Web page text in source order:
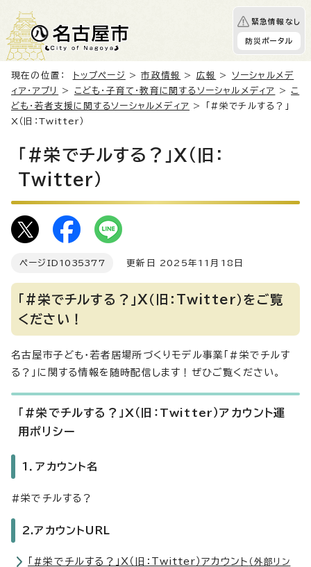
緊急情報なし
防災ポータル
現在の位置： トップページ >市政情報 > 広報 > ソーシャルメデ
ィア・アプリ
> こども・子育て・教育に関するソーシャルメディア > こ
ども・若者支援に関するソーシャルメディア
> 「#栄でチルする？」
X（旧：Twitter）
「#栄でチルする？」X（旧：
Twitter）
ページID 1035377 更新日 2025年11月18日
「#栄でチルする？」X（旧：Twitter）をご覧
ください！
名古屋市子ども・若者居場所づくりモデル事業「#栄でチルす
る？」に関する情報を随時配信します！ぜひご覧ください。
「#栄でチルする？」X（旧：Twitter）アカウント運
用ポリシー
1．アカウント名
#栄でチルする？
2.アカウントURL
「#栄でチルする？」X（旧：Twitter）アカウント （外部リン